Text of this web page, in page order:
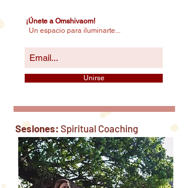
¡Únete a Omshivaom!
Un espacio para iluminarte...
Unirse
Sesiones: Spiritual Coaching